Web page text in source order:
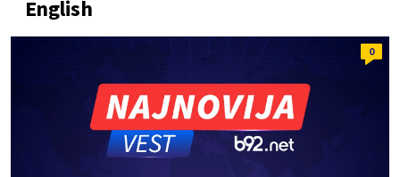
English
0